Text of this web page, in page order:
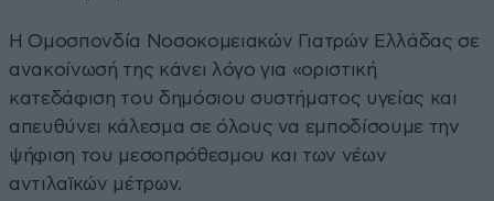
Η Ομοσπονδία Νοσοκομειακών Γιατρών Ελλάδας σε
ανακοίνωσή της κάνει λόγο για «οριστική
κατεδάφιση του δημόσιου συστήματος υγείας και
απευθύνει κάλεσμα σε όλους να εμποδίσουμε την
ψήφιση του μεσοπρόθεσμου και των νέων
αντιλαϊκών μέτρων.